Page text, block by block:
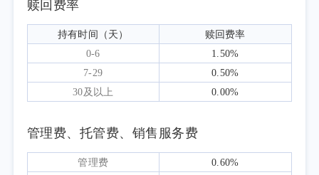
美元指数走强，港元在联系汇率制度下承压，
本地流动性环境趋紧。
中国宏观经济形势方面，二季度经济呈弱
修复格局。物价端，居民消费价格指数（CPI）
在一季度阶段性冲高后走势趋稳，核心通胀总
（PPI）延续一季度修复趋势由负转正，5月受
国际能源价格支撑涨幅扩大，但内需偏弱导致
赎回费率
持有时间（天）
赎回费率
0-6
1.50%
7-29
0.50%
30及以上
0.00%
管理费、托管费、销售服务费
管理费
0.60%